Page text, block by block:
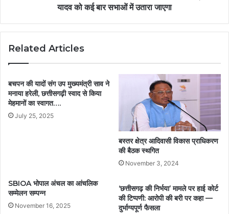
यादव को कई बार सभाओं में उतारा जाएगा
Related Articles
बचपन की यादों संग उप मुख्यमंत्री साव ने
मनाया हरेली, छत्तीसगढ़ी स्वाद से किया
मेहमानों का स्वागत….
July 25, 2025
बस्तर क्षेत्र आदिवासी विकास प्राधिकरण
की बैठक स्थगित
November 3, 2024
SBIOA भोपाल अंचल का आंचलिक
सम्मेलन सम्पन्न
November 16, 2025
‘छत्तीसगढ़ की निर्भया’ मामले पर हाई कोर्ट
की टिप्पणी: आरोपी की बरी पर कहा —
दुर्भाग्यपूर्ण फैसला